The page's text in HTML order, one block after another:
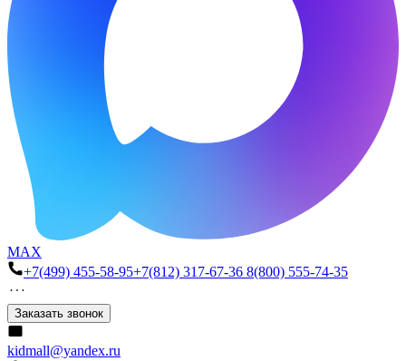
MAX
+7(499) 455-58-95+7(812) 317-67-36 8(800) 555-74-35
Заказать звонок
kidmall@yandex.ru